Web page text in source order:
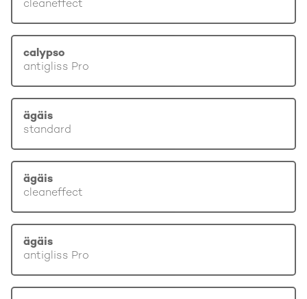
cleaneffect
calypso
antigliss Pro
ägäis
standard
ägäis
cleaneffect
ägäis
antigliss Pro